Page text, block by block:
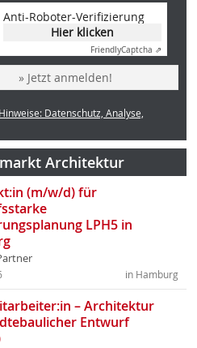
Anti-Roboter-Verifizierung
Hier klicken
FriendlyCaptcha ⇗
» Jetzt anmelden!
Datenschutz, Analyse,
Architektur
(m/w/d) für
LPH5 in
in Hamburg
– Architektur
Entwurf